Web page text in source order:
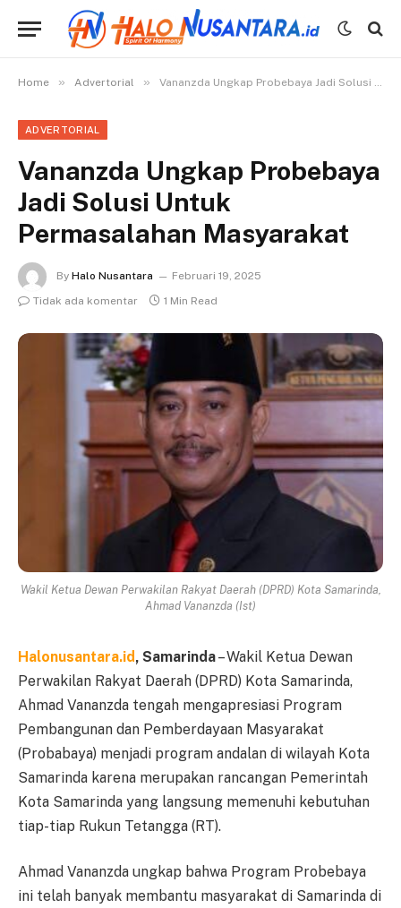
Home » Advertorial » Vananzda Ungkap Probebaya Jadi Solusi Untuk Permasalahan Masyarakat
ADVERTORIAL
Vananzda Ungkap Probebaya
Jadi Solusi Untuk
Permasalahan Masyarakat
By Halo Nusantara
Februari 19, 2025
Tidak ada komentar
1 Min Read
Wakil Ketua Dewan Perwakilan Rakyat Daerah (DPRD) Kota Samarinda,
Ahmad Vananzda (Ist)
Halonusantara.id, Samarinda– Wakil Ketua Dewan
Perwakilan Rakyat Daerah (DPRD) Kota Samarinda,
Ahmad Vananzda tengah mengapresiasi Program
Pembangunan dan Pemberdayaan Masyarakat
(Probabaya) menjadi program andalan di wilayah Kota
Samarinda karena merupakan rancangan Pemerintah
Kota Samarinda yang langsung memenuhi kebutuhan
tiap-tiap Rukun Tetangga (RT).
Ahmad Vananzda ungkap bahwa Program Probebaya
ini telah banyak membantu masyarakat di Samarinda di